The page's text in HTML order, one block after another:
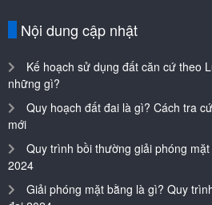
Nội dung cập nhật
Kế hoạch sử dụng đất căn cứ theo
những gì?
Quy hoạch đất đai là gì? Cách tra
mới
Quy trình bồi thường giải phóng
2024
Giải phóng mặt bằng là gì? Quy